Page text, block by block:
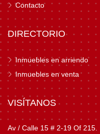
Contacto
DIRECTORIO
Inmuebles en arriendo
Inmuebles en venta
VISÍTANOS
Av / Calle 15 # 2-19 Of 215.